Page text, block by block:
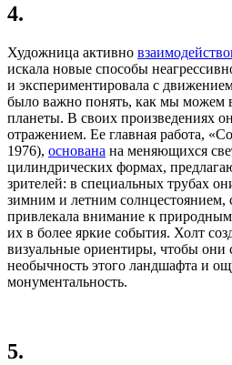
4.
Художница активно
искала новые способы
и экспериментировала с
было важно понять, как мы можем
планеты. В своих произведениях
отражением. Ее главная работа,
1976), основана на меняющихся
цилиндрических формах,
зрителей: в специальных трубах
зимним и летним солнцестоянием,
привлекала внимание к
их в более яркие события. Холт
визуальные ориентиры, чтобы они
необычность этого ландшафта и
монументальность.
5.